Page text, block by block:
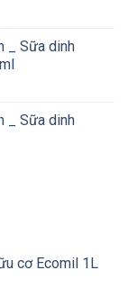
VND
_ Sữa dinh
_ Sữa dinh
1,020,000 VND
cơ Ecomil 1L